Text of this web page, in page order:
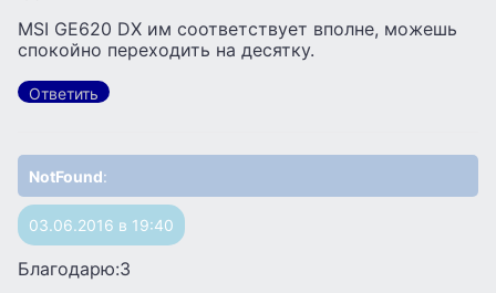
MSI GE620 DX им соответствует вполне, можешь
спокойно переходить на десятку.
Ответить
NotFound:
03.06.2016 в 19:40
Благодарю:3